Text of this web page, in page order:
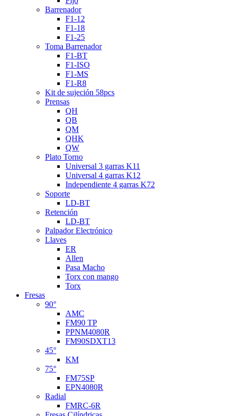
Barrenador
F1-12
F1-18
F1-25
Toma Barrenador
F1-BT
F1-ISO
F1-MS
F1-R8
Kit de sujeción 58pcs
Prensas
QH
QB
QM
QHK
QW
Plato Torno
Universal 3 garras K11
Universal 4 garras K12
Independiente 4 garras K72
Soporte
LD-BT
Retención
LD-BT
Palpador Electrónico
Llaves
ER
Allen
Pasa Macho
Torx con mango
Torx
Fresas
90°
AMC
FM90 TP
PPNM4080R
FM90SDXT13
45°
KM
75°
FM75SP
EPN4080R
Radial
FMRC-6R